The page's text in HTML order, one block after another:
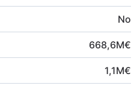
No
668,6M€
1,1M€